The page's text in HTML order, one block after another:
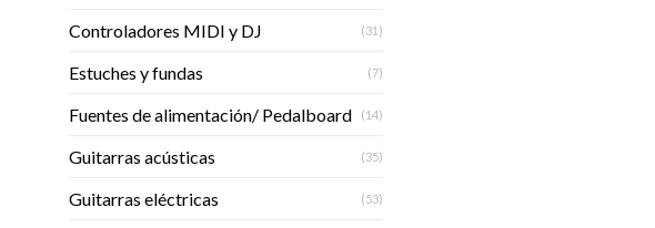
Controladores MIDI y DJ (31)
Estuches y fundas (7)
Fuentes de alimentación/ Pedalboard (14)
Guitarras acústicas (35)
Guitarras eléctricas (53)